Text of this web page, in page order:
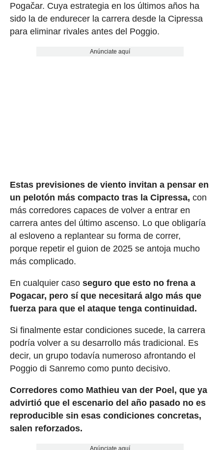
Pogačar. Cuya estrategia en los últimos años ha
sido la de endurecer la carrera desde la Cipressa
para eliminar rivales antes del Poggio.
Anúnciate aquí
Estas previsiones de viento invitan a pensar en
un pelotón más compacto tras la Cipressa, con
más corredores capaces de volver a entrar en
carrera antes del último ascenso. Lo que obligaría
al esloveno a replantear su forma de correr,
porque repetir el guion de 2025 se antoja mucho
más complicado.
En cualquier caso seguro que esto no frena a
Pogacar, pero sí que necesitará algo más que
fuerza para que el ataque tenga continuidad.
Si finalmente estar condiciones sucede, la carrera
podría volver a su desarrollo más tradicional. Es
decir, un grupo todavía numeroso afrontando el
Poggio di Sanremo como punto decisivo.
Corredores como Mathieu van der Poel, que ya
advirtió que el escenario del año pasado no es
reproducible sin esas condiciones concretas,
salen reforzados.